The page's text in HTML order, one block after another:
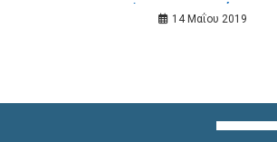
Σάββατο 11 Μαΐου 2019
14 Μαΐου 2019